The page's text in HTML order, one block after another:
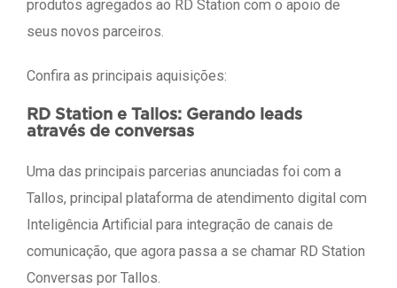
produtos agregados ao RD Station com o apoio de
seus novos parceiros.
Confira as principais aquisições:
RD Station e Tallos: Gerando leads
através de conversas
Uma das principais parcerias anunciadas foi com a
Tallos, principal plataforma de atendimento digital com
Inteligência Artificial para integração de canais de
comunicação, que agora passa a se chamar RD Station
Conversas por Tallos.